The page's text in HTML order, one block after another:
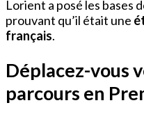
Lorient a posé les bases
prouvant qu’il était une
français.
Déplacez-vous
parcours en